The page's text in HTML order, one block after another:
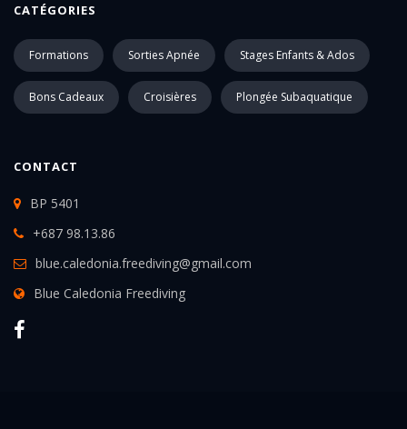
CATÉGORIES
Formations Sorties Apnée Stages Enfants & Ados
Bons Cadeaux Croisières Plongée Subaquatique
CONTACT
BP 5401
+687 98.13.86
blue.caledonia.freediving@gmail.com
Blue Caledonia Freediving